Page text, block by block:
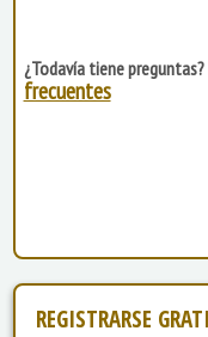
¿Todavía tiene
frecuentes
REGISTRARSE